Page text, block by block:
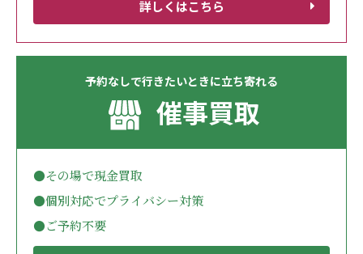
詳しくはこちら
予約なしで行きたいときに立ち寄れる
催事買取
●その場で現金買取
●個別対応でプライバシー対策
●ご予約不要